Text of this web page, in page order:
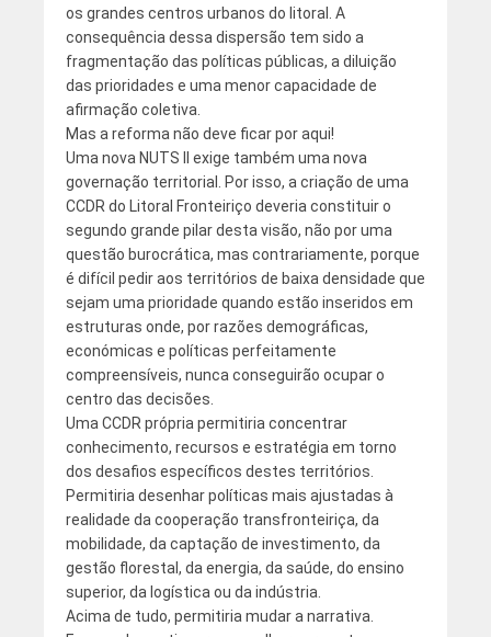
os grandes centros urbanos do litoral. A
consequência dessa dispersão tem sido a
fragmentação das políticas públicas, a diluição
das prioridades e uma menor capacidade de
afirmação coletiva.
Mas a reforma não deve ficar por aqui!
Uma nova NUTS II exige também uma nova
governação territorial. Por isso, a criação de uma
CCDR do Litoral Fronteiriço deveria constituir o
segundo grande pilar desta visão, não por uma
questão burocrática, mas contrariamente, porque
é difícil pedir aos territórios de baixa densidade que
sejam uma prioridade quando estão inseridos em
estruturas onde, por razões demográficas,
económicas e políticas perfeitamente
compreensíveis, nunca conseguirão ocupar o
centro das decisões.
Uma CCDR própria permitiria concentrar
conhecimento, recursos e estratégia em torno
dos desafios específicos destes territórios.
Permitiria desenhar políticas mais ajustadas à
realidade da cooperação transfronteiriça, da
mobilidade, da captação de investimento, da
gestão florestal, da energia, da saúde, do ensino
superior, da logística ou da indústria.
Acima de tudo, permitiria mudar a narrativa.